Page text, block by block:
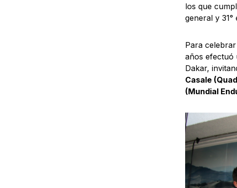
los que
general y 31°
Para
años efectuó
Dakar,
Casale
(Mundial